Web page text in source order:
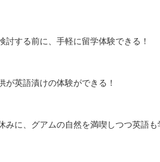
討する前に、手軽に留学体験できる！
が英語漬けの体験ができる！
みに、グアムの自然を満喫しつつ英語も